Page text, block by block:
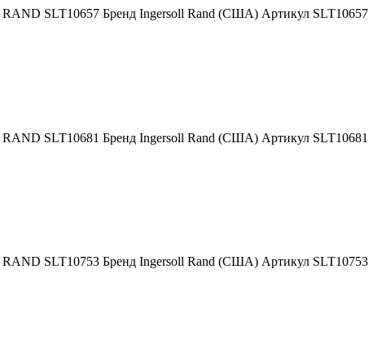
SLT10657 Бренд Ingersoll Rand (США) Артикул SLT10657
SLT10681 Бренд Ingersoll Rand (США) Артикул SLT10681
SLT10753 Бренд Ingersoll Rand (США) Артикул SLT10753